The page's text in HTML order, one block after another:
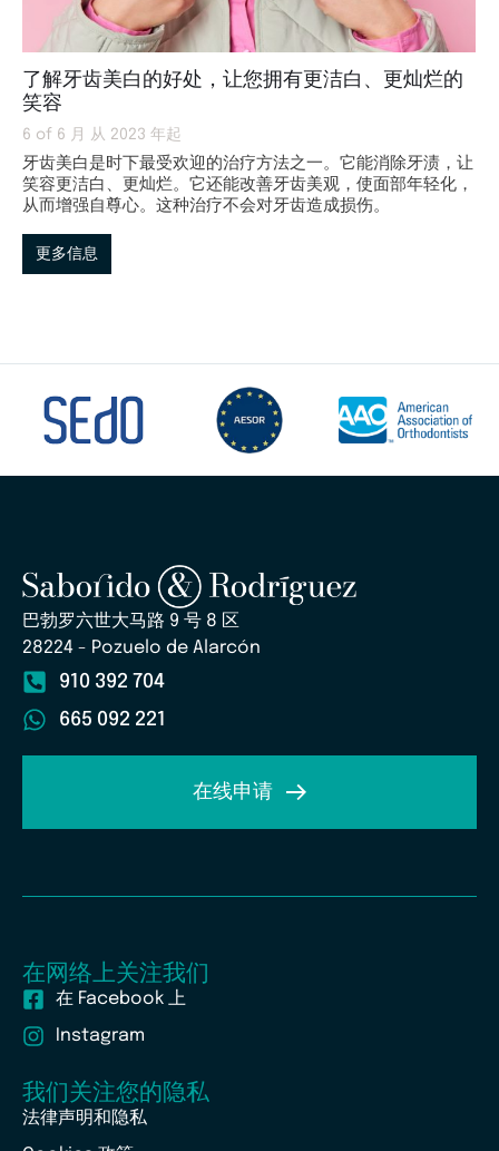
了解牙齿美白的好处，让您拥有更洁白、更灿烂的
笑容
6 of 6 月 从 2023 年起
牙齿美白是时下最受欢迎的治疗方法之一。它能消除牙渍，让
笑容更洁白、更灿烂。它还能改善牙齿美观，使面部年轻化，
从而增强自尊心。这种治疗不会对牙齿造成损伤。
更多信息
巴勃罗六世大马路 9 号 8 区
28224 - Pozuelo de Alarcón
910 392 704
665 092 221
在线申请
在网络上关注我们
在 Facebook 上
Instagram
我们关注您的隐私
法律声明和隐私